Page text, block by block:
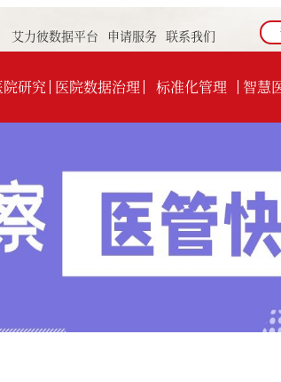
艾力彼数据平台 申请服务 联系我们
研究 医院数据治理 标准化管理 智慧